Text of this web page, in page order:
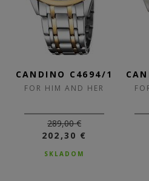
CANDINO C4694/1
FOR HIM AND HER
289,00 €
202,30 €
SKLADOM